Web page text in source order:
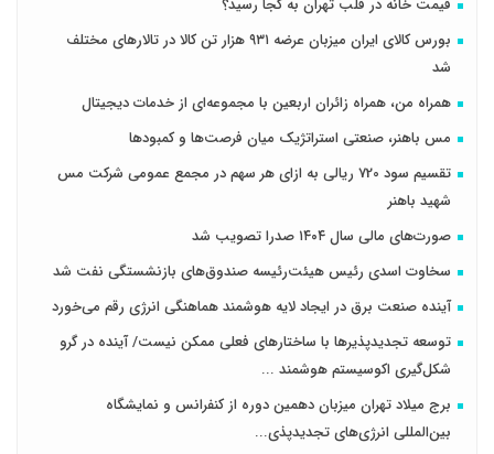
بورس کالای ایران میزبان عرضه ۹۳۱ هزار تن کالا در تالارهای مختلف
شد
همراه من، همراه زائران اربعین با مجموعه‌ای از خدمات دیجیتال
مس باهنر، صنعتی استراتژیک میان فرصت‌ها و کمبودها
تقسیم سود 720 ریالی به ازای هر سهم در مجمع عمومی شرکت مس
شهید باهنر
صورت‌های مالی سال ۱۴۰۴ صدرا تصویب شد
سخاوت اسدی رئیس هیئت‌رئیسه صندوق‌های بازنشستگی نفت شد
آینده صنعت برق در ایجاد لایه هوشمند هماهنگی انرژی رقم می‌خورد
توسعه تجدیدپذیرها با ساختارهای فعلی ممکن نیست/ آینده در گرو
شکل‌گیری اکوسیستم هوشمند ...
برج میلاد تهران میزبان دهمین دوره از کنفرانس و نمایشگاه
بین‌المللی انرژی‌های تجدیدپذی...